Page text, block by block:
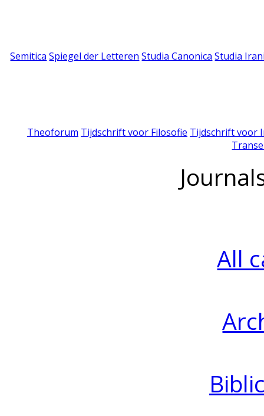
Semitica Spiegel der Letteren Studia Canonica Studia
Theoforum Tijdschrift voor Filosofie Tijdschrift voor
All